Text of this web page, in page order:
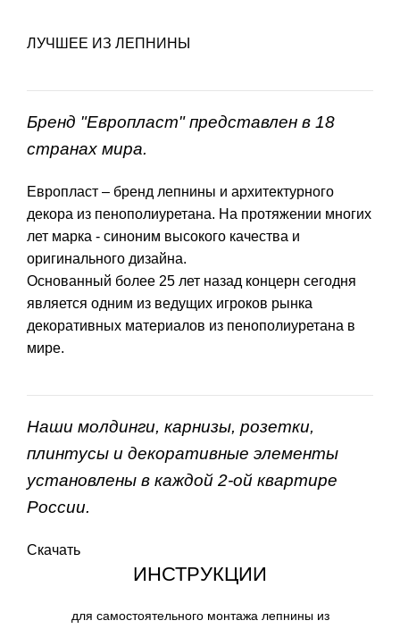
ЛУЧШЕЕ ИЗ ЛЕПНИНЫ
Бренд "Европласт" представлен в 18
странах мира.
Европласт – бренд лепнины и архитектурного
декора из пенополиуретана. На протяжении многих
лет марка - синоним высокого качества и
оригинального дизайна.
Основанный более 25 лет назад концерн сегодня
является одним из ведущих игроков рынка
декоративных материалов из пенополиуретана в
мире.
Наши молдинги, карнизы, розетки,
плинтусы и декоративные элементы
установлены в каждой 2-ой квартире
России.
Скачать
ИНСТРУКЦИИ
для самостоятельного монтажа лепнины из